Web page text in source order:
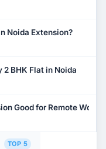
Noida Extension?
BHK Flat in Noida
Good for Remote Work?
TOP 5